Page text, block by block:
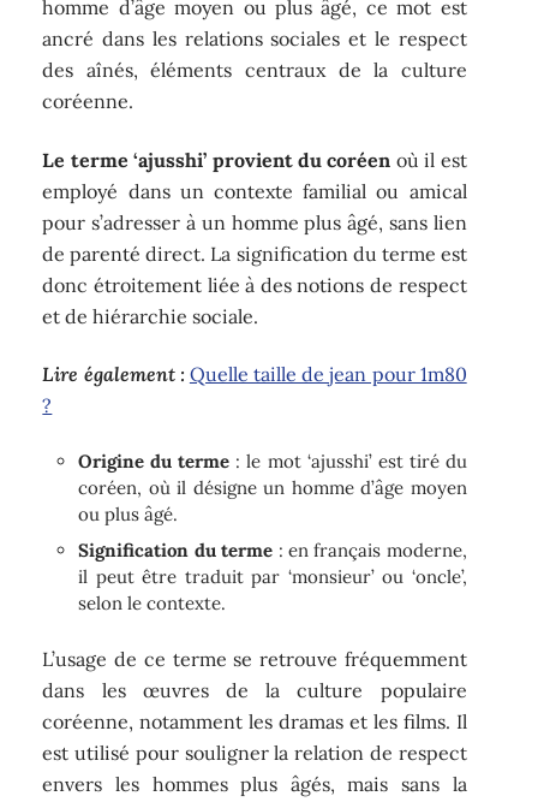
homme d’âge moyen ou plus âgé, ce mot est
ancré dans les relations sociales et le respect
des aînés, éléments centraux de la culture
coréenne.
Le terme ‘ajusshi’ provient du coréen où il est
employé dans un contexte familial ou amical
pour s’adresser à un homme plus âgé, sans lien
de parenté direct. La signification du terme est
donc étroitement liée à des notions de respect
et de hiérarchie sociale.
Lire également : Quelle taille de jean pour 1m80
?
Origine du terme : le mot ‘ajusshi’ est tiré du
coréen, où il désigne un homme d’âge moyen
ou plus âgé.
Signification du terme : en français moderne,
il peut être traduit par ‘monsieur’ ou ‘oncle’,
selon le contexte.
L’usage de ce terme se retrouve fréquemment
dans les œuvres de la culture populaire
coréenne, notamment les dramas et les films. Il
est utilisé pour souligner la relation de respect
envers les hommes plus âgés, mais sans la